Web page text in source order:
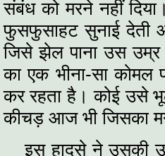
संबंध को मरने नहीं
फुसफुसाहट सुनाई देती
जिसे झेल पाना उस
का एक भीना-सा
कर रहता है। कोई उसे
कीचड़ आज भी जिसका
इस हादसे ने उसकी